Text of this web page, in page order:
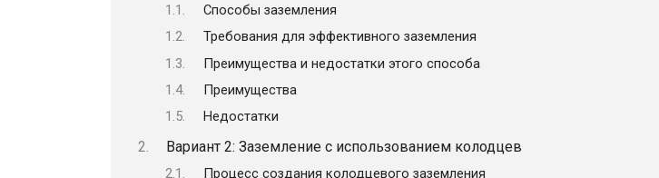
Способы заземления
Требования для эффективного заземления
Преимущества и недостатки этого способа
Преимущества
Недостатки
Вариант 2: Заземление с использованием колодцев
Процесс создания колодцевого заземления